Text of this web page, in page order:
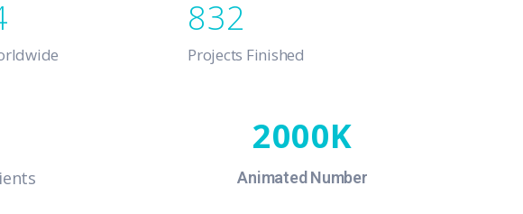
832
Projects Finished
2000
Animated Number